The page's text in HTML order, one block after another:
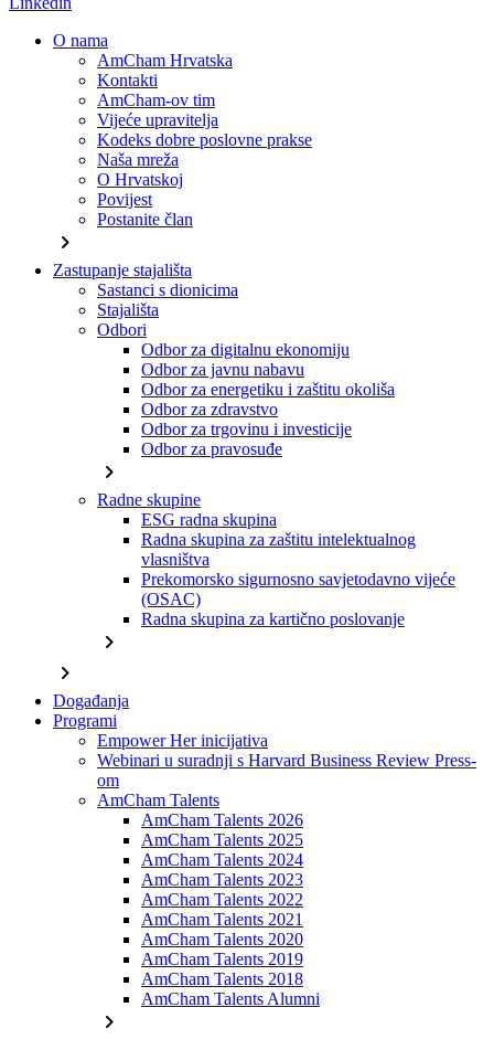
O nama
AmCham Hrvatska
Kontakti
AmCham-ov tim
Vijeće upravitelja
Kodeks dobre poslovne prakse
Naša mreža
O Hrvatskoj
Povijest
Postanite član
chevron_right
Zastupanje stajališta
Sastanci s dionicima
Stajališta
Odbori
Odbor za digitalnu ekonomiju
Odbor za javnu nabavu
Odbor za energetiku i zaštitu okoliša
Odbor za zdravstvo
Odbor za trgovinu i investicije
Odbor za pravosuđe
chevron_right
Radne skupine
ESG radna skupina
Radna skupina za zaštitu intelektualnog
vlasništva
Prekomorsko sigurnosno savjetodavno vijeće
(OSAC)
Radna skupina za kartično poslovanje
chevron_right
chevron_right
Događanja
Programi
Empower Her inicijativa
Webinari u suradnji s Harvard Business Review Press-
om
AmCham Talents
AmCham Talents 2026
AmCham Talents 2025
AmCham Talents 2024
AmCham Talents 2023
AmCham Talents 2022
AmCham Talents 2021
AmCham Talents 2020
AmCham Talents 2019
AmCham Talents 2018
AmCham Talents Alumni
chevron_right